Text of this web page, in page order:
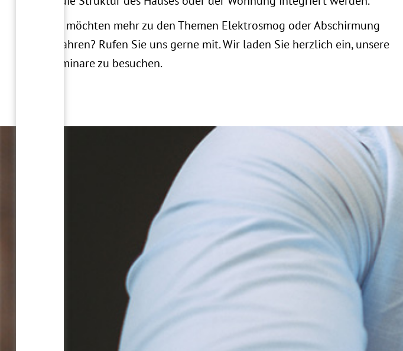
Sie möchten mehr zu den Themen Elektrosmog oder Abschirmung
erfahren? Rufen Sie uns gerne mit. Wir laden Sie herzlich ein, unsere
Seminare zu besuchen.